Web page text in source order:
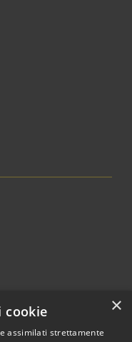
×
cookie
assimilati strettamente